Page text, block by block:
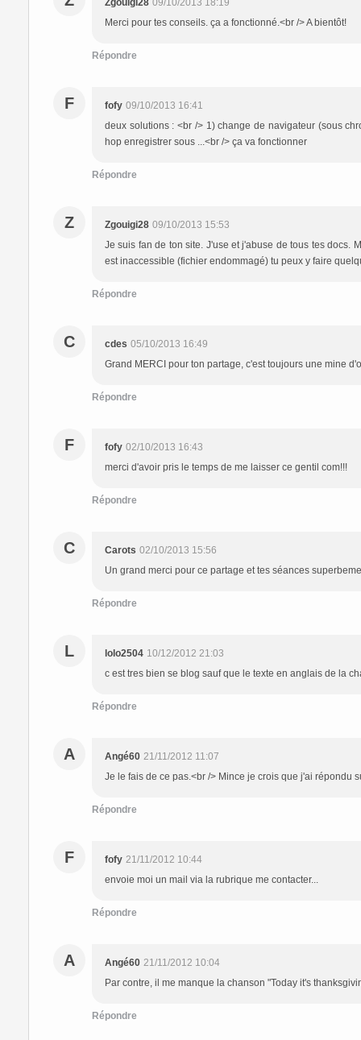
Zgouigi28 09/10/2013 18:19
Merci pour tes conseils. ça a fonctionné.<br /> A bientôt!
Répondre
F fofy 09/10/2013 16:41
deux solutions : <br /> 1) change de navigateur (sous
hop enregistrer sous ...<br /> ça va fonctionner
Répondre
Z Zgouigi28 09/10/2013 15:53
Je suis fan de ton site. J'use et j'abuse de tous tes docs.
est inaccessible (fichier endommagé) tu peux y faire
Répondre
C cdes 05/10/2013 16:49
Grand MERCI pour ton partage, c'est toujours une mine
Répondre
F fofy 02/10/2013 16:43
merci d'avoir pris le temps de me laisser ce gentil com!!!
Répondre
C Carots 02/10/2013 15:56
Un grand merci pour ce partage et tes séances
Répondre
L lolo2504 10/12/2012 21:03
c est tres bien se blog sauf que le texte en anglais de la
Répondre
A Angé60 21/11/2012 11:07
Je le fais de ce pas.<br /> Mince je crois que j'ai
Répondre
F fofy 21/11/2012 10:44
envoie moi un mail via la rubrique me contacter...
Répondre
A Angé60 21/11/2012 10:04
Par contre, il me manque la chanson "Today it's
Répondre